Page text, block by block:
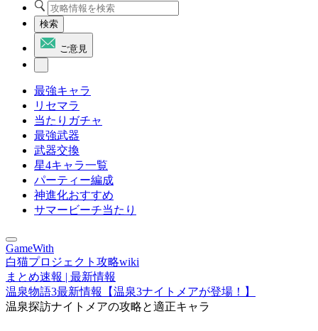
検索
ご意見
最強キャラ
リセマラ
当たりガチャ
最強武器
武器交換
星4キャラ一覧
パーティー編成
神進化おすすめ
サマービーチ当たり
GameWith
白猫プロジェクト攻略wiki
まとめ速報 | 最新情報
温泉物語3最新情報【温泉3ナイトメアが登場！】
温泉探訪ナイトメアの攻略と適正キャラ